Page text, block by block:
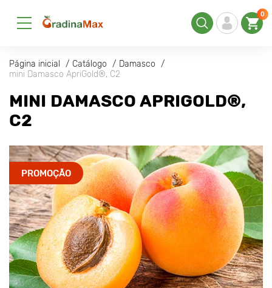
0
Página inicial Catálogo
Damasco
mini Damasco ApriGold®, C2
MINI DAMASCO APRIGOLD®,
C2
PROMOÇÃO